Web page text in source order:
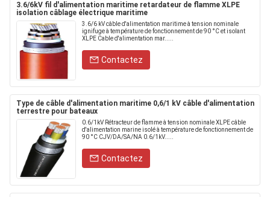
3.6/6kV fil d'alimentation maritime retardateur de flamme XLPE
isolation câblage électrique maritime
3.6/6 kV câble d'alimentation maritime à tension nominale
ignifuge à température de fonctionnement de 90 °C et isolant
XLPE Cable d'alimentation mar.....
Contactez
Type de câble d'alimentation maritime 0,6/1 kV câble d'alimentation
terrestre pour bateaux
0.6/1kV Rétracteur de flamme à tension nominale XLPE câble
d'alimentation marine isolé à température de fonctionnement de
90 °C CJV/DA/SA/NA 0.6/1kV.....
Contactez